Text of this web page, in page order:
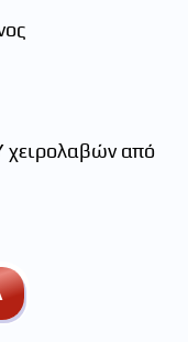
χειρολαβών από